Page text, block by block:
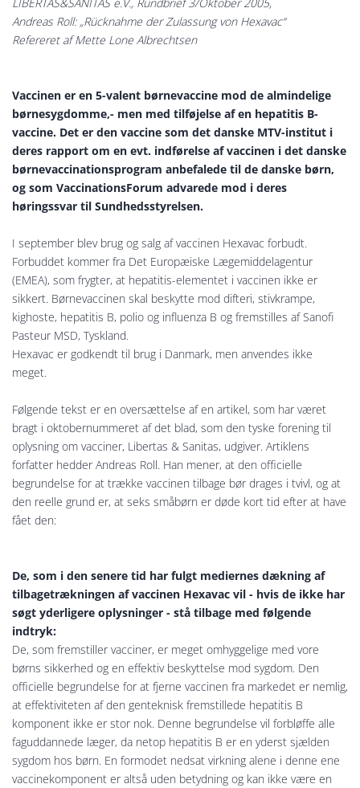
Andreas Roll: „Rücknahme der Zulassung von Hexavac“
Refereret af Mette Lone Albrechtsen
Vaccinen er en 5-valent børnevaccine mod de almindelige
børnesygdomme,- men med tilføjelse af en hepatitis B-
vaccine. Det er den vaccine som det danske MTV-institut i
deres rapport om en evt. indførelse af vaccinen i det danske
børnevaccinationsprogram anbefalede til de danske børn,
og som VaccinationsForum advarede mod i deres
høringssvar til Sundhedsstyrelsen.
I september blev brug og salg af vaccinen Hexavac forbudt.
Forbuddet kommer fra Det Europæiske Lægemiddelagentur
(EMEA), som frygter, at hepatitis-elementet i vaccinen ikke er
sikkert. Børnevaccinen skal beskytte mod difteri, stivkrampe,
kighoste, hepatitis B, polio og influenza B og fremstilles af Sanofi
Pasteur MSD, Tyskland.
Hexavac er godkendt til brug i Danmark, men anvendes ikke
meget.
Følgende tekst er en oversættelse af en artikel, som har været
bragt i oktobernummeret af det blad, som den tyske forening til
oplysning om vacciner, Libertas & Sanitas, udgiver. Artiklens
forfatter hedder Andreas Roll. Han mener, at den officielle
begrundelse for at trække vaccinen tilbage bør drages i tvivl, og at
den reelle grund er, at seks småbørn er døde kort tid efter at have
fået den:
De, som i den senere tid har fulgt mediernes dækning af
tilbagetrækningen af vaccinen Hexavac vil - hvis de ikke har
søgt yderligere oplysninger - stå tilbage med følgende
indtryk:
De, som fremstiller vacciner, er meget omhyggelige med vore
børns sikkerhed og en effektiv beskyttelse mod sygdom. Den
officielle begrundelse for at fjerne vaccinen fra markedet er nemlig,
at effektiviteten af den genteknisk fremstillede hepatitis B
komponent ikke er stor nok. Denne begrundelse vil forbløffe alle
faguddannede læger, da netop hepatitis B er en yderst sjælden
sygdom hos børn. En formodet nedsat virkning alene i denne ene
vaccinekomponent er altså uden betydning og kan ikke være en